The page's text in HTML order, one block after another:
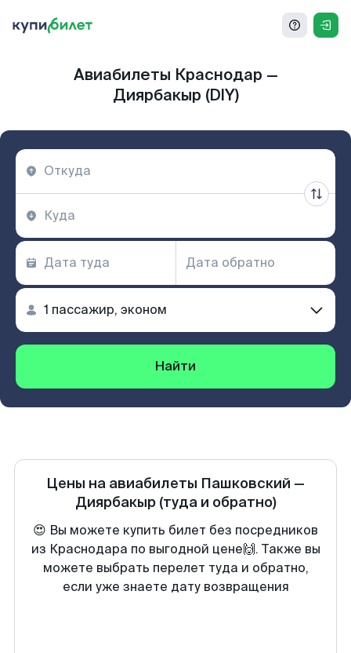
Авиабилеты Краснодар —
Диярбакыр (DIY)
Найти
Цены на авиабилеты Пашковский —
Диярбакыр (туда и обратно)
😍 Вы можете купить билет без посредников
из Краснодара по выгодной цене🙌. Также вы
можете выбрать перелет туда и обратно,
если уже знаете дату возвращения